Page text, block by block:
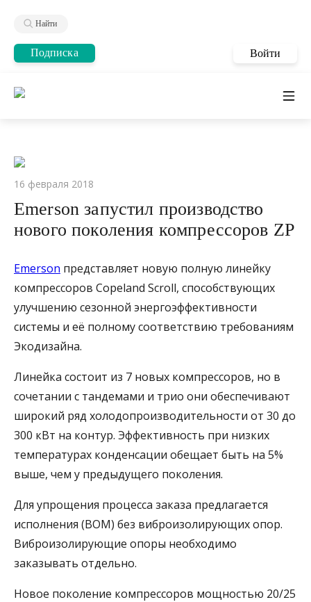
Найти
Подписка Войти
16 февраля 2018
Emerson запустил производство
нового поколения компрессоров ZP
Emerson представляет новую полную линейку
компрессоров Copeland Scroll, способствующих
улучшению сезонной энергоэффективности
системы и её полному соответствию требованиям
Экодизайна.
Линейка состоит из 7 новых компрессоров, но в
сочетании с тандемами и трио они обеспечивают
широкий ряд холодопроизводительности от 30 до
300 кВт на контур. Эффективность при низких
температурах конденсации обещает быть на 5%
выше, чем у предыдущего поколения.
Для упрощения процесса заказа предлагается
исполнения (BOM) без виброизолирующих опор.
Виброизолирующие опоры необходимо
заказывать отдельно.
Новое поколение компрессоров мощностью 20/25